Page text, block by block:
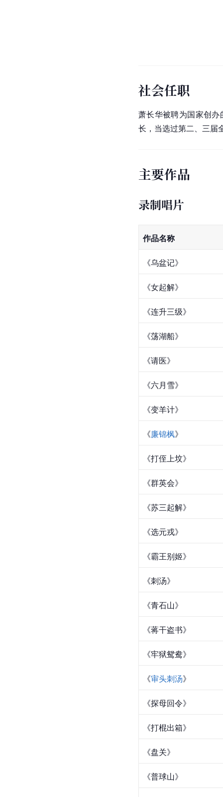
社会任职
萧长华被聘为国家创
长，当选过第二、三届
主要作品
录制唱片
作品名称
《乌盆记》
《女起解》
《连升三级》
《荡湖船》
《请医》
《六月雪》
《变羊计》
《廉锦枫》
《打侄上坟》
《群英会》
《苏三起解》
《选元戎》
《霸王别姬》
《刺汤》
《青石山》
《蒋干盗书》
《牢狱鸳鸯》
《审头刺汤》
《探母回令》
《打棍出箱》
《盘关》
《普球山》